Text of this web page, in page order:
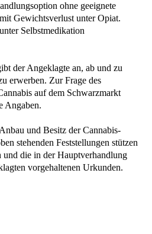
ohne geeignete
Gewichtsverlust unter Opiat.
Selbstmedikation
der Angeklagte an, ab und zu
erwerben. Zur Frage des
auf dem Schwarzmarkt
Angaben.
und Besitz der Cannabis-
stehenden Feststellungen stützen
und die in der Hauptverhandlung
vorgehaltenen Urkunden.